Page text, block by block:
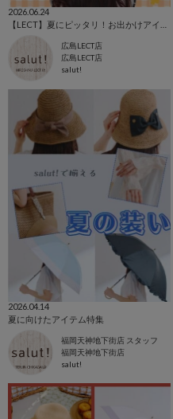
2026.06.24
広島LECT店
広島LECT店
salut!
2026.04.14
夏に向けたアイテム特集
福岡天神地下街店 スタッフ
福岡天神地下街店
salut!